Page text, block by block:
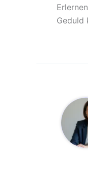
Geduld